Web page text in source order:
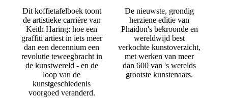
Dit koffietafelboek toont
de artistieke carrière van
Keith Haring: hoe een
graffiti artiest in iets meer
dan een decennium een
revolutie teweegbracht in
de kunstwereld - en de
loop van de
kunstgeschiedenis
voorgoed veranderd.
De nieuwste, grondig
herziene editie van
Phaidon's bekroonde en
wereldwijd best
verkochte kunstoverzicht,
met werken van meer
dan 600 van 's werelds
grootste kunstenaars.